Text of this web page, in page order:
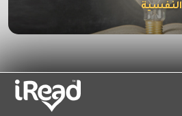
النفسية